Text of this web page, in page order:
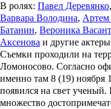
В ролях: Павел Деревянко,
Варвара Володина, Артем
Батанин, Вероника Васант
Аксенова и другие
Съемки проходили на
Ломоносово. Согласно
именно там 8 (19) ноября
появился на свет ученый.
множество